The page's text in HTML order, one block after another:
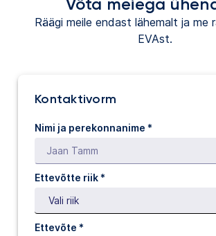
Räägi meile endast lähemalt ja me
EVAst.
Kontaktivorm
Nimi ja perekonnanime *
Ettevõtte riik *
Ettevõte *